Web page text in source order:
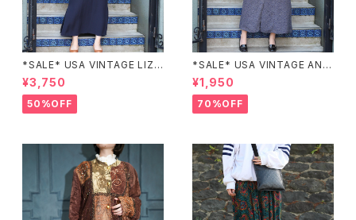
*SALE* USA VINTAGE LIZ c
laiborne EMBROIDERY DES
IGN NAVY ONE PIECE/アメリ
カ古着刺繍デザインネイビーワ
ンピース
¥3,750
50%OFF
*SALE* USA VINTAGE ANN
EX HALF SLEEVE FLOWER
PATTERNED ONE PIECE/ア
メリカ古着半袖花柄ワンピース
¥1,950
70%OFF